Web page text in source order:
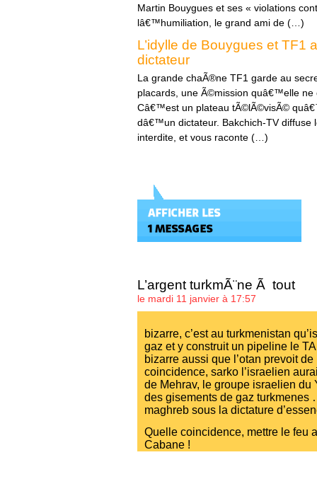
Martin Bouygues et ses « violations
lâ€™humiliation, le grand ami de (…)
L’idylle de Bouygues et TF1
dictateur
La grande chaÃ®ne TF1 garde au
placards, une Ã©mission quâ€™elle ne
Câ€™est un plateau tÃ©lÃ©visÃ©
dâ€™un dictateur. Bakchich-TV diffuse
interdite, et vous raconte (…)
L’argent turkmÃ¨ne Ã tout
le mardi 11 janvier à 17:57
bizarre, c’est au turkmenistan
gaz et y construit un pipeline le
bizarre aussi que l’otan prevoit
coincidence, sarko l’israelien
de Mehrav, le groupe israelien du
des gisements de gaz turkmenes
maghreb sous la dictature
Quelle coincidence, mettre le feu
Cabane !